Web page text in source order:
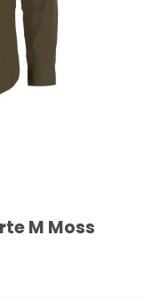
M Moss